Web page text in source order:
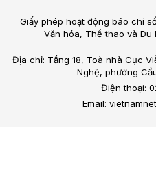
Giấy phép hoạt động báo chí
Văn hóa, Thể thao và Du
Địa chỉ: Tầng 18, Toà nhà Cục
Nghệ, phường
Điện thoại:
Email: